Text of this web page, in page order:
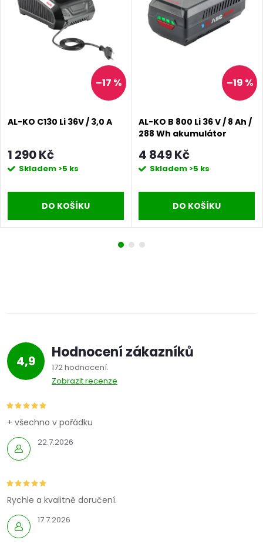
–17 %
AL-KO C130 Li 36V / 3,0 A
1 290 Kč
Skladem >5 ks
DO KOŠÍKU
–19 %
AL-KO B 800 Li 36 V / 8 Ah /
288 Wh akumulátor
4 849 Kč
Skladem >5 ks
DO KOŠÍKU
4,9 Hodnocení zákazníků
172 hodnocení
Zobrazit recenze
22.7.2026
+ všechno v pořádku
17.7.2026
Rychle a kvalitně doručení.